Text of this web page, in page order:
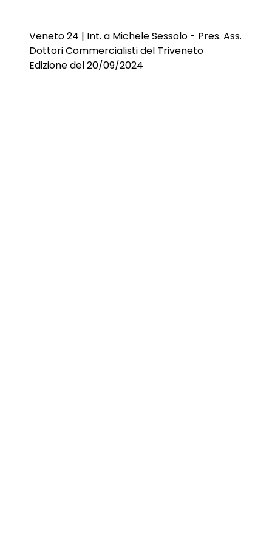
Veneto 24 | Int. a Michele Sessolo - Pres. Ass.
Dottori Commercialisti del Triveneto
Edizione del 20/09/2024